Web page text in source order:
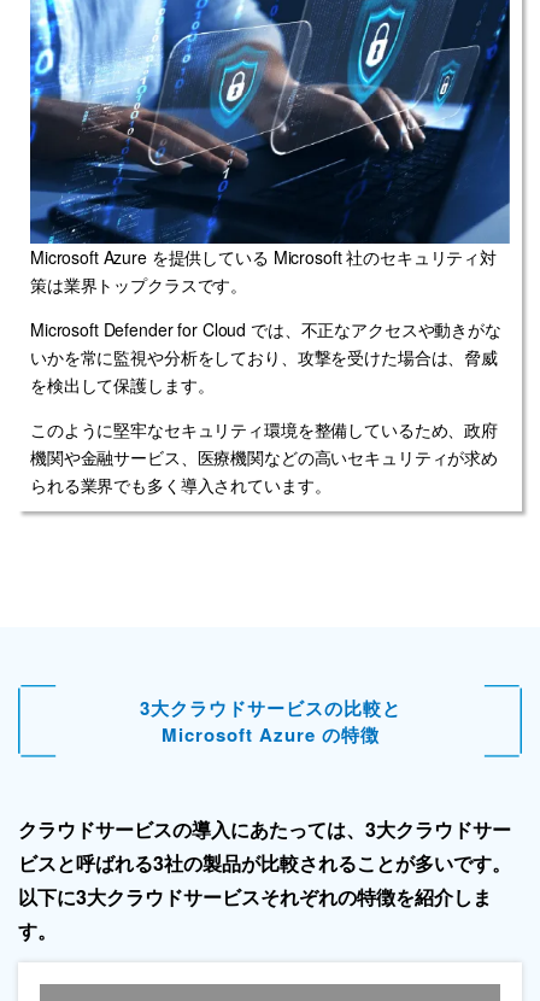
Microsoft Azure を提供している Microsoft 社のセキュリティ対
策は業界トップクラスです。
Microsoft Defender for Cloud では、不正なアクセスや動きがな
いかを常に監視や分析をしており、攻撃を受けた場合は、脅威
を検出して保護します。
このように堅牢なセキュリティ環境を整備しているため、政府
機関や金融サービス、医療機関などの高いセキュリティが求め
られる業界でも多く導入されています。
3大クラウドサービスの比較と
Microsoft Azure の特徴
クラウドサービスの導入にあたっては、 3大クラウドサー
ビスと呼ばれる3社の製品が比較されることが多いです。
以下に3大クラウドサービスそれぞれの特徴を紹介しま
す。